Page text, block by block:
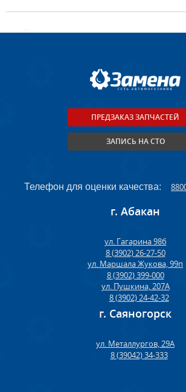
ПРЕДЗАКАЗ ЗАПЧАСТЕЙ
ЗАПИСЬ НА СТО
Телефон для оценки качества:
г. Абакан
ул. Гагарина 98б
8 (3902) 26-27-50
ул. Маршала Жукова, 99п
8 (3902) 399-000
ул. Пушкина, 207А
8 (3902) 24-42-32
г. Саяногорск
ул. Металлургов, 29А
8 (39042) 34-333